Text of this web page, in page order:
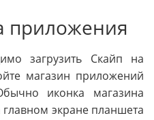
приложения
загрузить Скайп на
магазин приложений
иконка магазина
экране планшета